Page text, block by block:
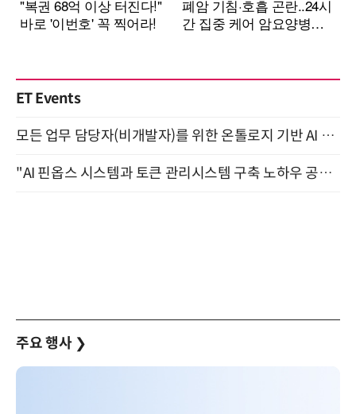
ET Events
모든 업무 담당자(비개발자)를 위한 온톨로지 기반 AI 지식체계 설계 1-day 워크숍 8월 20일 개최
"AI 핀옵스 시스템과 토큰 관리시스템 구축 노하우 공개" 잠실 한국광고문화회관 2층 대회의실 (8/21)
주요 행사 ❯